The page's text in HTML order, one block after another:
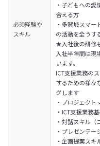
必須経験や
スキル
・子どもへの愛
合える方
・多賀城スマ
の活動を全うす
★入社後の研修
入社半年間は現
います。
ICT支援業務の
するための様々
グします
・プロジェクト
・ICT支援業務
・対話スキル（
・プレゼンテー
・企画提案スキ